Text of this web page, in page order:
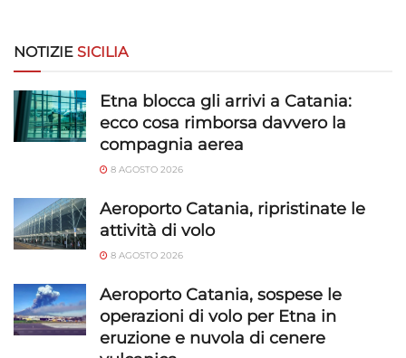
Riconoscere i dispositivi in base a informazioni
Garantire la sicurezza, prevenire e
rilevare frodi, correggere errori, Erogare
e presentare pubblicità e contenuto,
Salvare e comunicare le scelte sulla
NOTIZIE SICILIA
Etna blocca gli arrivi a Catania:
ecco cosa rimborsa davvero la
compagnia aerea
8 AGOSTO 2026
Aeroporto Catania, ripristinate le
attività di volo
8 AGOSTO 2026
Aeroporto Catania, sospese le
operazioni di volo per Etna in
eruzione e nuvola di cenere